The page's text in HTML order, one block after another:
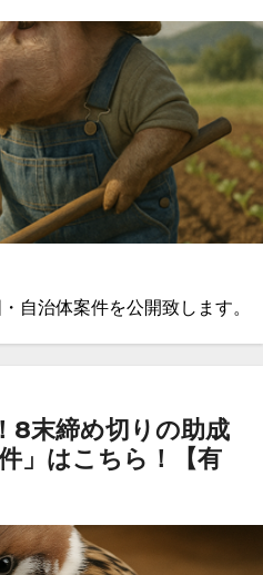
自治体案件を公開致します。
8末締め切りの助成
」はこちら！【有